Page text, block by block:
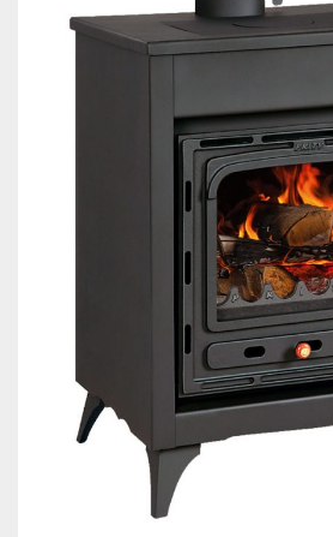
СЕРВИЗ ПЕЛЕТНИ
МОНТАЖНИЦИ ПЕЛЕТНИ ИЗДЕЛИЯ
Ελληνικά